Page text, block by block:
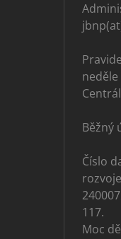
neděle
Běžný
Číslo
117.
Moc